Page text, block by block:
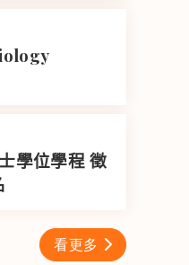
學位學程 徵
看更多